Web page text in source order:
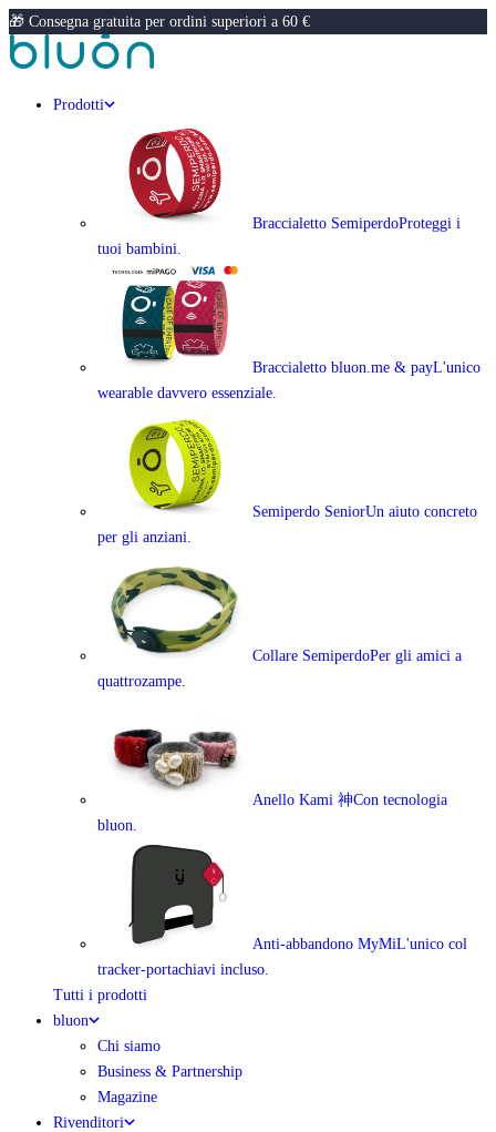
🎁 Consegna gratuita per ordini superiori a 60 €
Prodotti
Braccialetto SemiperdoProteggi i
tuoi bambini.
Braccialetto bluon.me & payL'unico
wearable davvero essenziale.
Semiperdo SeniorUn aiuto concreto
per gli anziani.
Collare SemiperdoPer gli amici a
quattrozampe.
Anello Kami 神Con tecnologia
bluon.
Anti-abbandono MyMiL'unico col
tracker-portachiavi incluso.
Tutti i prodotti
bluon
Chi siamo
Business & Partnership
Magazine
Rivenditori